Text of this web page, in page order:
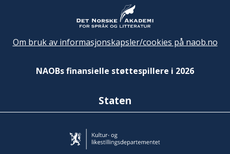
Om bruk av informasjonskapsler/cookies på naob.no
NAOBs finansielle støttespillere i 2026
Staten